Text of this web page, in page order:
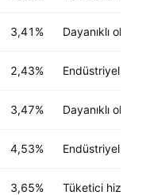
3,41% Dayanıklı
2,43% Endüstriyel
3,47% Dayanıklı
4,53% Endüstriyel
3,65% Tüketici